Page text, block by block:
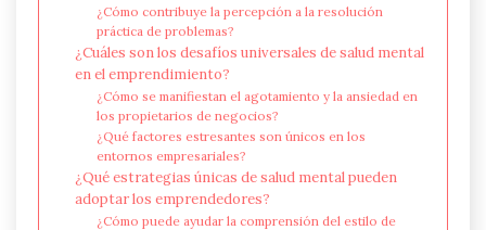
¿Cómo contribuye la percepción a la resolución
práctica de problemas?
¿Cuáles son los desafíos universales de salud mental
en el emprendimiento?
¿Cómo se manifiestan el agotamiento y la ansiedad en
los propietarios de negocios?
¿Qué factores estresantes son únicos en los
entornos empresariales?
¿Qué estrategias únicas de salud mental pueden
adoptar los emprendedores?
¿Cómo puede ayudar la comprensión del estilo de